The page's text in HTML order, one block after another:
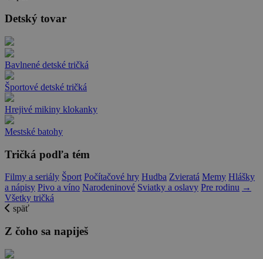
Detský tovar
Bavlnené detské tričká
Športové detské tričká
Hrejivé mikiny klokanky
Mestské batohy
Tričká podľa tém
Filmy a seriály Šport Počítačové hry Hudba Zvieratá Memy Hlášky
a nápisy Pivo a víno Narodeninové Sviatky a oslavy Pre rodinu →
Všetky tričká
späť
Z čoho sa napiješ